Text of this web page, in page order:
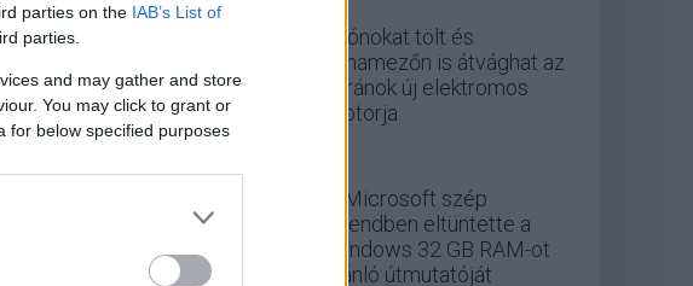
parties on the IAB’s List of
parties.
and may gather and store
You may click to grant or
for below specified purposes
Drónokat tölt és
aknamezőn is átvághat az
ukránok új elektromos
motorja
A Microsoft szép
csendben eltüntette a
Windows 32 GB RAM-ot
ajánló útmutatóját